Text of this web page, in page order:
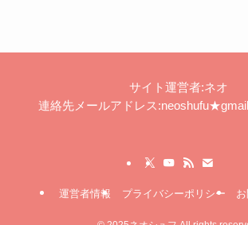
サイト運営者:ネオ
連絡先メールアドレス
運営者情報 プライバシーポリシー